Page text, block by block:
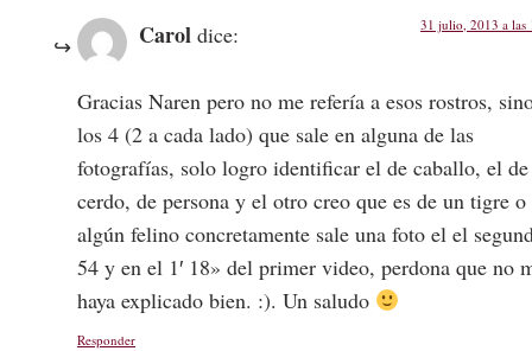
Carol dice: 31 julio, 2013 a las
Gracias Naren pero no me refería a esos rostros,
los 4 (2 a cada lado) que sale en alguna de las
fotografías, solo logro identificar el de caballo, el de
cerdo, de persona y el otro creo que es de un tigre o
algún felino concretamente sale una foto el el
54 y en el 1′ 18» del primer video, perdona que no
haya explicado bien. :). Un saludo
Responder